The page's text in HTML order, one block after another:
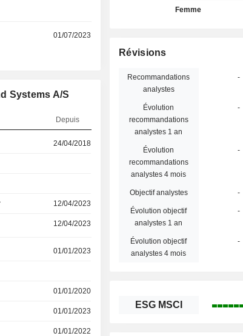
01/07/2023
Systems A/S
Depuis
24/04/2018
12/04/2023
12/04/2023
01/01/2023
01/01/2020
01/01/2023
01/01/2022
Femme
Révisions
Recommandations
analystes
-
Évolution
recommandations
analystes 1 an
-
Évolution
recommandations
analystes 4 mois
-
Objectif analystes -
Évolution objectif
analystes 1 an
-
Évolution objectif
analystes 4 mois
-
ESG MSCI